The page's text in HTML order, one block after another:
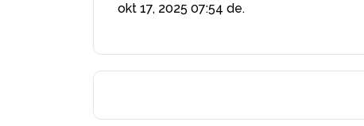
okt 17, 2025 07:54 de.